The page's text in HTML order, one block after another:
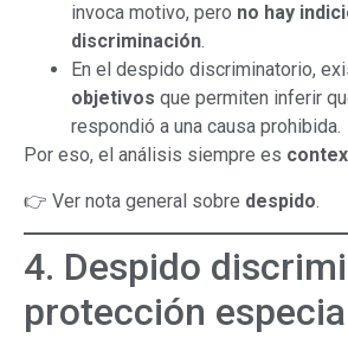
invoca motivo, pero no hay
discriminación.
En el despido discriminatorio,
objetivos que permiten inferir
respondió a una causa prohibida.
Por eso, el análisis siempre es
👉 Ver nota general sobre despido.
4. Despido
protección